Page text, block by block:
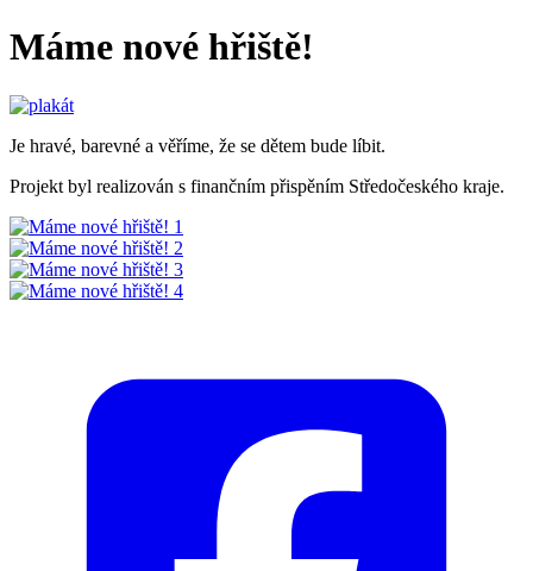
Máme nové hřiště!
Je hravé, barevné a věříme, že se dětem bude líbit.
Projekt byl realizován s finančním přispěním Středočeského kraje.